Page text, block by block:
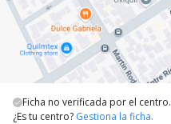
Ficha no verificada por el centro.
¿Es tu centro? Gestiona la ficha.